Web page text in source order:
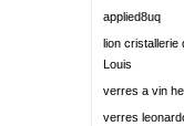
alisation
applied8uq
lion cristallerie
Louis
verres a vin
verres